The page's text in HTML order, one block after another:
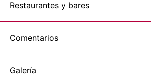
Restaurantes y bares
Comentarios
Galería